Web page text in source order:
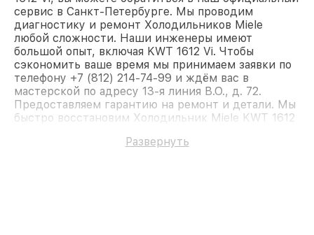
сервис в Санкт-Петербурге. Мы проводим
диагностику и ремонт Холодильников Miele
любой сложности. Наши инженеры имеют
большой опыт, включая KWT 1612 Vi. Чтобы
сэкономить ваше время мы принимаем заявки по
телефону +7 (812) 214-74-99 и ждём вас в
мастерской по адресу 13-я линия В.О., д. 72.
Предоставляем гарантию на ремонт и детали. Мы
быстро восстановим Холодильник Miele KWT 1612
Развернуть